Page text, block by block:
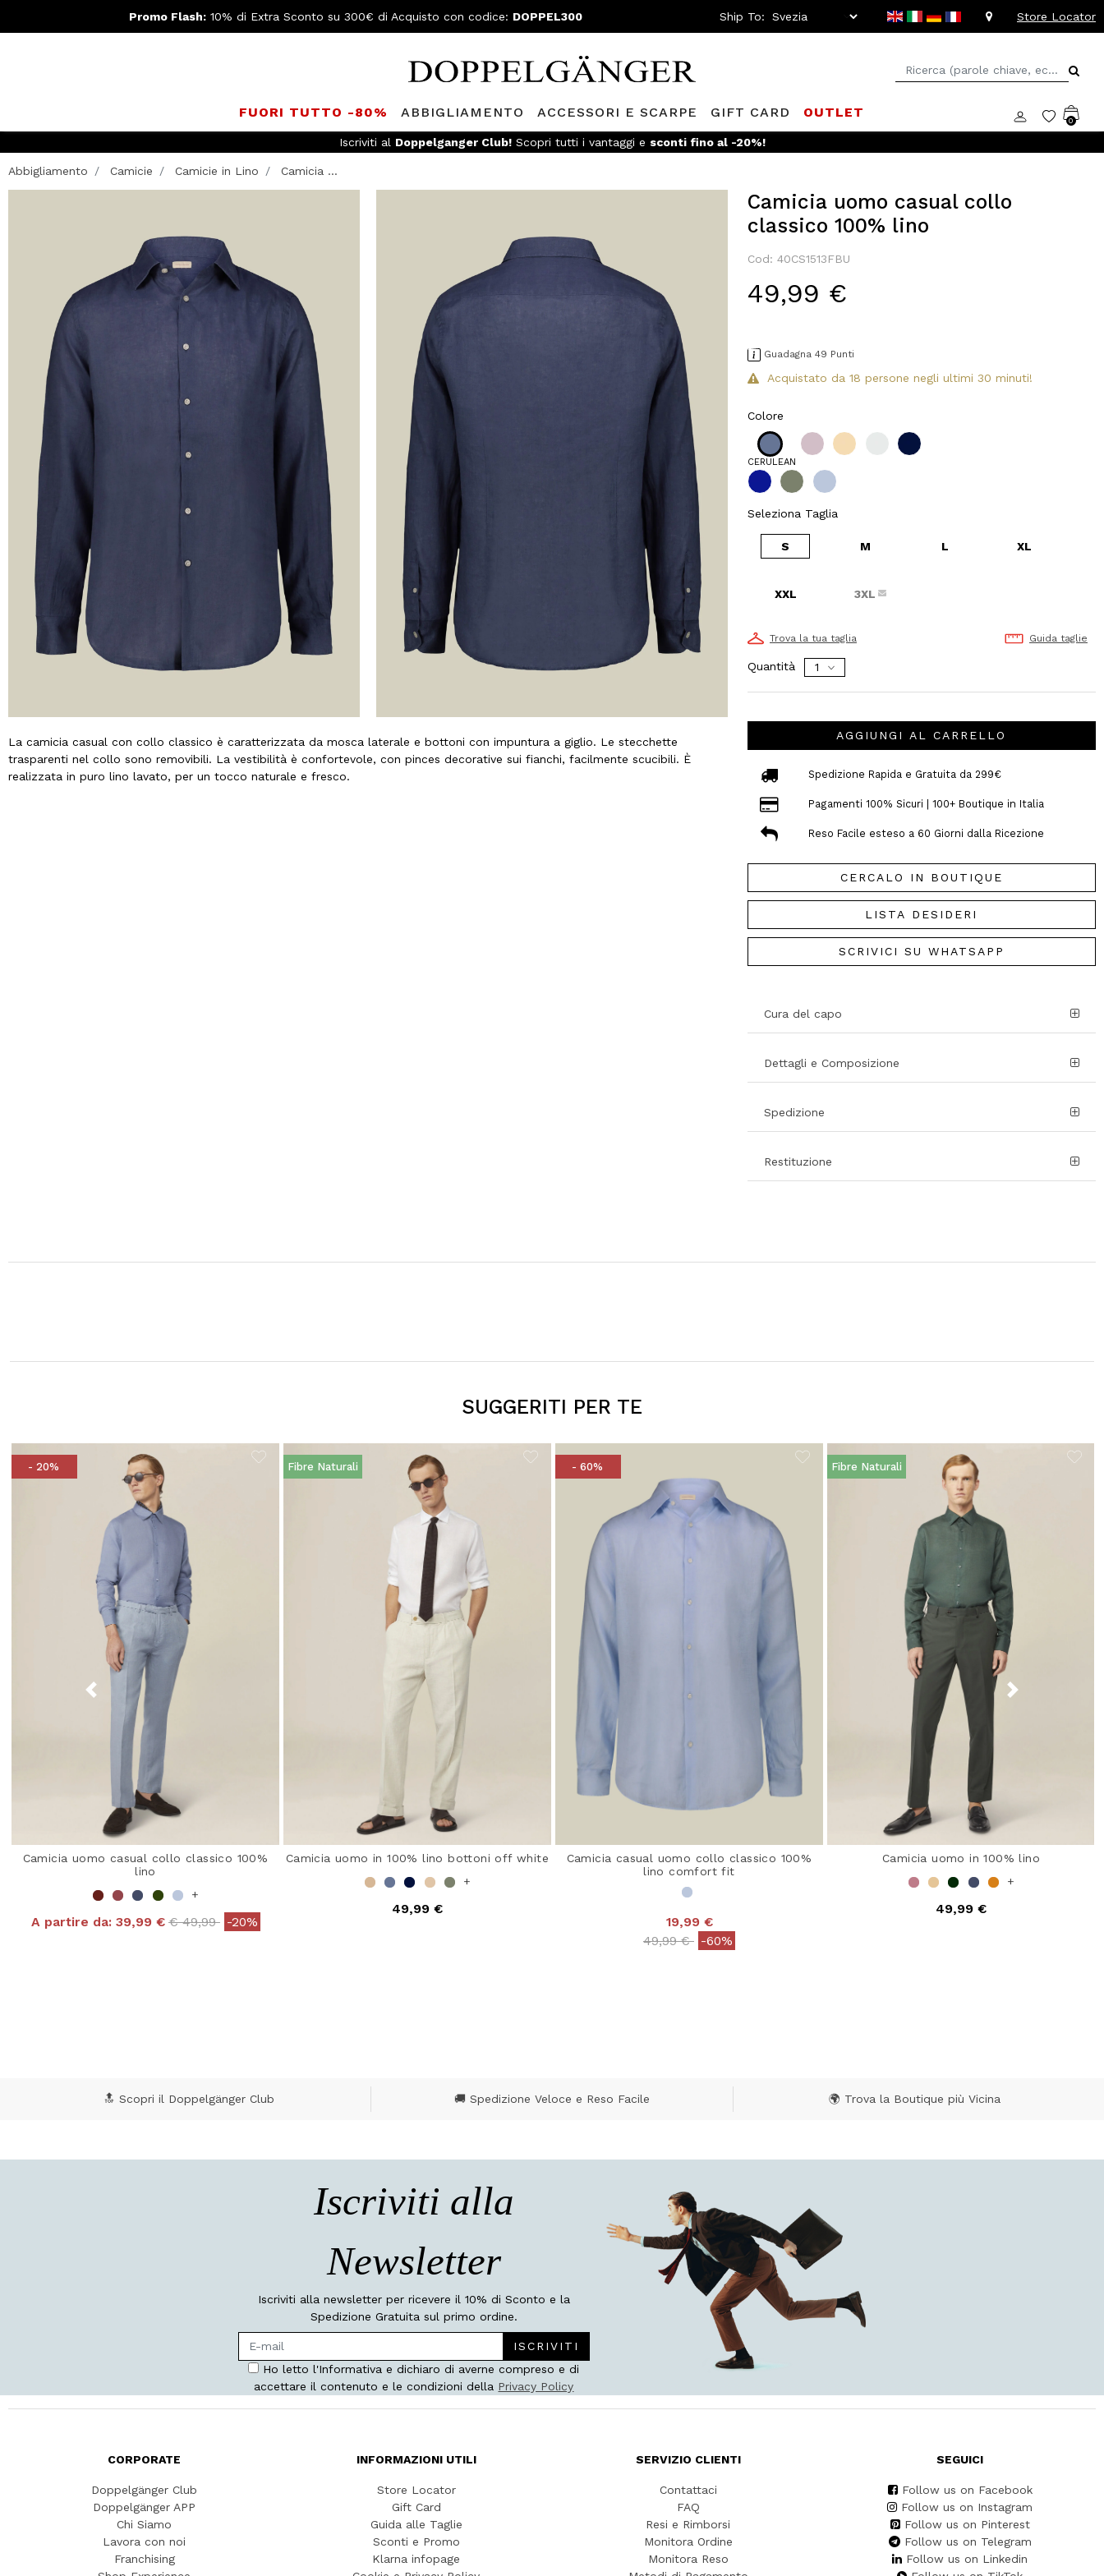
Promo Flash:10% di Extra Sconto su 300€ di Acquisto con codice: DOPPEL300 Ship To: Store Locator
FUORI TUTTO -80% ABBIGLIAMENTO ACCESSORI E SCARPE GIFT CARD OUTLET
0
Iscriviti al Doppelganger Club!Scopri tutti i vantaggi e sconti fino al -20%!
Abbigliamento Camicie Camicie in Lino Camicia ...
La camicia casual con collo classico è caratterizzata da mosca laterale e bottoni con impuntura a giglio. Le stecchette
trasparenti nel collo sono removibili. La vestibilità è confortevole, con pinces decorative sui fianchi, facilmente scucibili. È
realizzata in puro lino lavato, per un tocco naturale e fresco.
Camicia uomo casual collo
classico 100% lino
Cod: 40CS1513FBU
49,99 €
Guadagna 49 Punti
Acquistato da 18 persone negli ultimi 30 minuti!
Colore
CERULEAN
Seleziona Taglia
S M L XL
XXL 3XL
Trova la tua taglia Guida taglie
Quantità
AGGIUNGI AL CARRELLO
Spedizione Rapida e Gratuita da 299€
Pagamenti 100% Sicuri | 100+ Boutique in Italia
Reso Facile esteso a 60 Giorni dalla Ricezione
CERCALO IN BOUTIQUE
LISTA DESIDERI
SCRIVICI SU WHATSAPP
Cura del capo
Dettagli e Composizione
Spedizione
Restituzione
SUGGERITI PER TE
- 20%
Camicia uomo casual collo classico 100%
lino
+
A partire da: 39,99 € Price reduced from
€ 49,99to-20%
Fibre Naturali
Camicia uomo in 100% lino bottoni off white
+
49,99 €
- 60%
Camicia casual uomo collo classico 100%
lino comfort fit
19,99 €
Price reduced from
49,99 €to-60%
Fibre Naturali
Camicia uomo in 100% lino
+
49,99 €
🔝 Scopri il Doppelgänger Club 🚚 Spedizione Veloce e Reso Facile 🌍 Trova la Boutique più Vicina
Iscriviti alla
Newsletter
Iscriviti alla newsletter per ricevere il 10% di Sconto e la
Spedizione Gratuita sul primo ordine.
ISCRIVITI
Ho letto l'Informativa e dichiaro di averne compreso e di
accettare il contenuto e le condizioni della Privacy Policy
CORPORATE
Doppelgänger Club
Doppelgänger APP
Chi Siamo
Lavora con noi
Franchising
INFORMAZIONI UTILI
Store Locator
Gift Card
Guida alle Taglie
Sconti e Promo
Klarna infopage
SERVIZIO CLIENTI
Contattaci
FAQ
Resi e Rimborsi
Monitora Ordine
Monitora Reso
SEGUICI
Follow us on Facebook
Follow us on Instagram
Follow us on Pinterest
Follow us on Telegram
Follow us on Linkedin